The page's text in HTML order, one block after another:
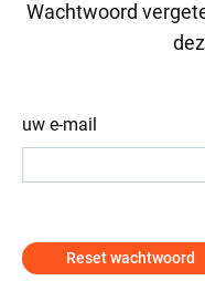
Wachtwoord
uw e-mail
Reset wachtwoord